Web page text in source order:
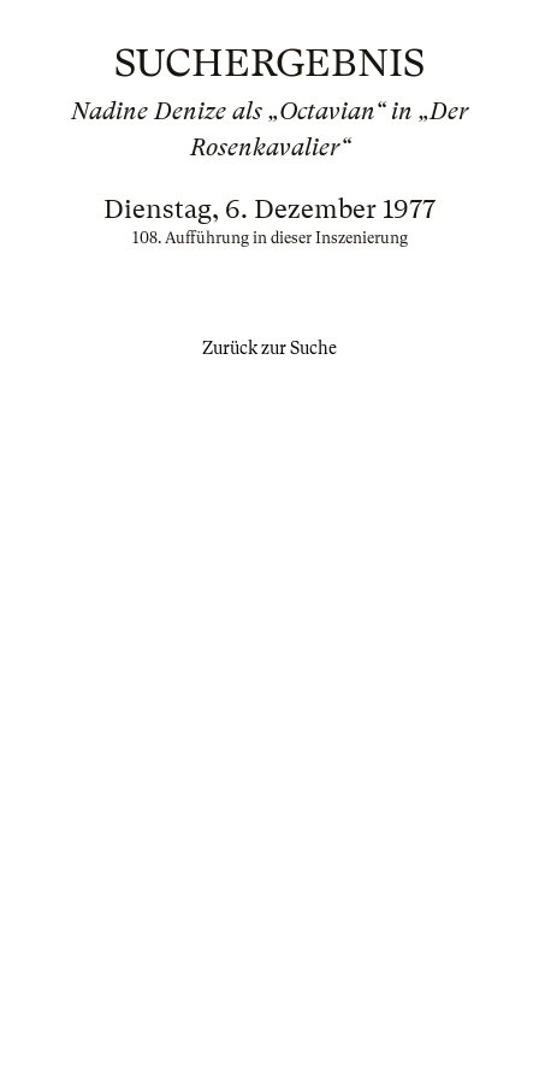
SUCHERGEBNIS
Nadine Denize als „Octavian“ in „Der
Rosenkavalier“
Dienstag, 6. Dezember 1977
108. Aufführung in dieser Inszenierung
Zurück zur Suche